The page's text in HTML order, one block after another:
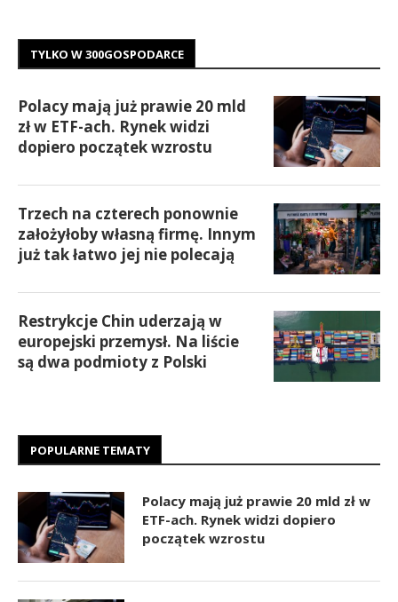
TYLKO W 300GOSPODARCE
Polacy mają już prawie 20 mld
zł w ETF-ach. Rynek widzi
dopiero początek wzrostu
Trzech na czterech ponownie
założyłoby własną firmę. Innym
już tak łatwo jej nie polecają
Restrykcje Chin uderzają w
europejski przemysł. Na liście
są dwa podmioty z Polski
POPULARNE TEMATY
Polacy mają już prawie 20 mld zł w
ETF-ach. Rynek widzi dopiero
początek wzrostu